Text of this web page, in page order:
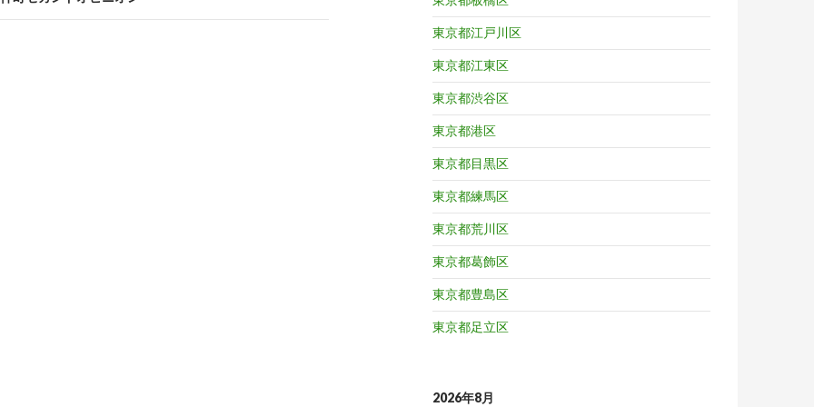
東京都江戸川区
東京都江東区
東京都渋谷区
東京都港区
東京都目黒区
東京都練馬区
東京都荒川区
東京都葛飾区
東京都豊島区
東京都足立区
2026年8月